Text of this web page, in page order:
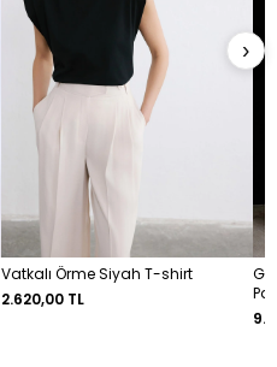
Vatkalı Örme Siyah T-shirt
2.620,00 TL
›